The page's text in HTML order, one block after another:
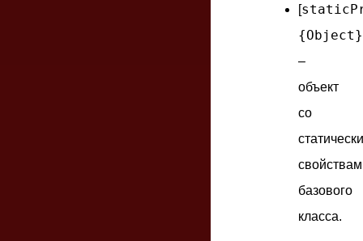
[
{Object}
–
объект
со
базового
класса.